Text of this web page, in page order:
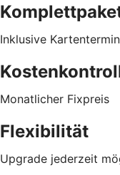
Inklusive
Monatlicher Fixpreis
Flexibilität
Upgrade jederzeit